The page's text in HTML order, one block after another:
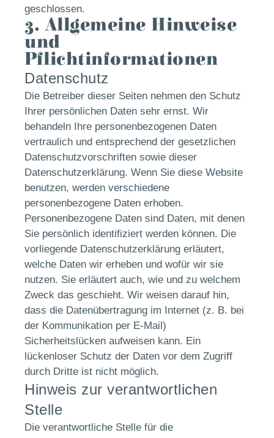
geschlossen.
3. Allgemeine Hinweise
und
Pflichtinformationen
Datenschutz
Die Betreiber dieser Seiten nehmen den Schutz
Ihrer persönlichen Daten sehr ernst. Wir
behandeln Ihre personenbezogenen Daten
vertraulich und entsprechend der gesetzlichen
Datenschutzvorschriften sowie dieser
Datenschutzerklärung. Wenn Sie diese Website
benutzen, werden verschiedene
personenbezogene Daten erhoben.
Personenbezogene Daten sind Daten, mit denen
Sie persönlich identifiziert werden können. Die
vorliegende Datenschutzerklärung erläutert,
welche Daten wir erheben und wofür wir sie
nutzen. Sie erläutert auch, wie und zu welchem
Zweck das geschieht. Wir weisen darauf hin,
dass die Datenübertragung im Internet (z. B. bei
der Kommunikation per E-Mail)
Sicherheitslücken aufweisen kann. Ein
lückenloser Schutz der Daten vor dem Zugriff
durch Dritte ist nicht möglich.
Hinweis zur verantwortlichen
Stelle
Die verantwortliche Stelle für die